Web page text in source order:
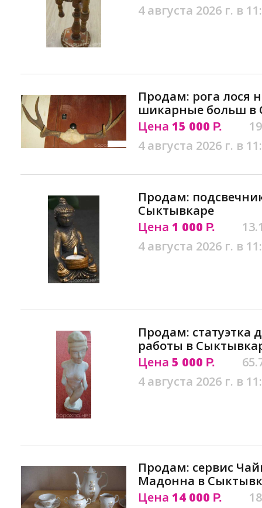
4 августа 2026 г. в
Продам: рога лося
шикарные больш в
Цена 15 000 Р.
4 августа 2026 г. в
Продам:
Сыктывкаре
Цена 1 000 Р.
4 августа 2026 г. в
Продам: статуэтка
работы в
Цена 5 000 Р.
4 августа 2026 г. в
Продам: сервис
Мадонна в
Цена 14 000 Р.